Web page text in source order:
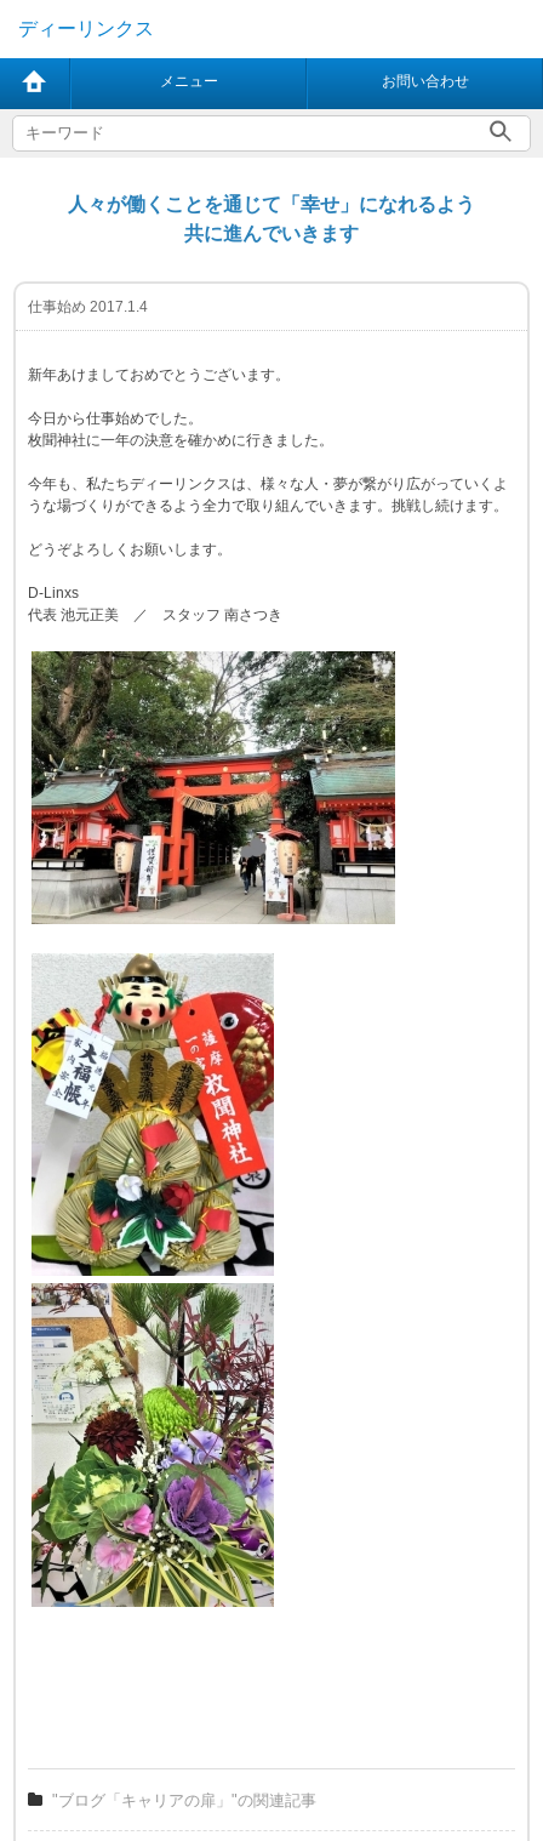
ディーリンクス
メニュー お問い合わせ
人々が働くことを通じて「幸せ」になれるよう
共に進んでいきます
仕事始め 2017.1.4
新年あけましておめでとうございます。
今日から仕事始めでした。
枚聞神社に一年の決意を確かめに行きました。
今年も、私たちディーリンクスは、様々な人・夢が繋がり広がっていくよ
うな場づくりができるよう全力で取り組んでいきます。挑戦し続けます。
どうぞよろしくお願いします。
D-Linxs
代表 池元正美 ／ スタッフ 南さつき
"ブログ「キャリアの扉」"の関連記事